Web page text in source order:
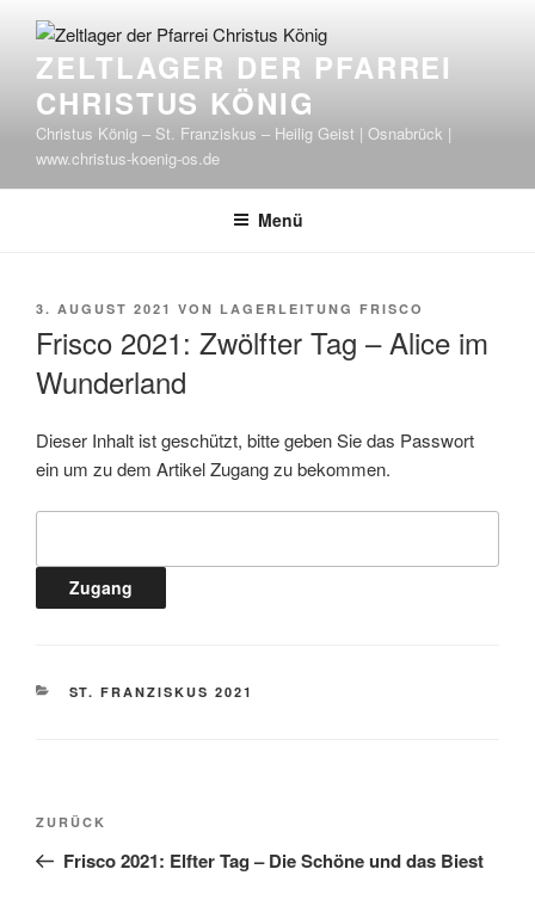
Inhalt
springenZELTLAGER DER PFARREI
CHRISTUS KÖNIG
Christus König – St. Franziskus – Heilig Geist | Osnabrück |
www.christus-koenig-os.de
Menü
VERÖFFENTLICHT
3. AUGUST 2021 VON LAGERLEITUNG FRISCO
Frisco 2021: Zwölfter Tag – Alice im
Wunderland
Dieser Inhalt ist geschützt, bitte geben Sie das Passwort
ein um zu dem Artikel Zugang zu bekommen.
KATEGORIEN
ST. FRANZISKUS 2021
Beitragsnavigation
Vorheriger
Beitrag
ZURÜCK
Frisco 2021: Elfter Tag – Die Schöne und das Biest